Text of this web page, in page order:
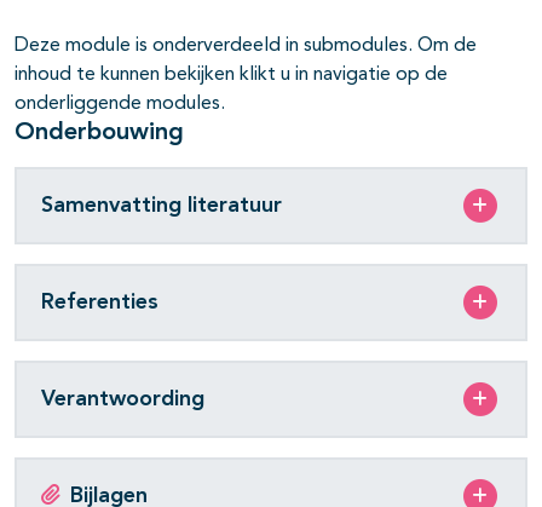
open- en dichtklappen
open- en dichtklappen
open- en dichtklappen
open- en dichtklappen
Deze module is onderverdeeld in submodules. Om de
inhoud te kunnen bekijken klikt u in navigatie op de
onderliggende modules.
Onderbouwing
Samenvatting literatuur
Referenties
Verantwoording
Bijlagen